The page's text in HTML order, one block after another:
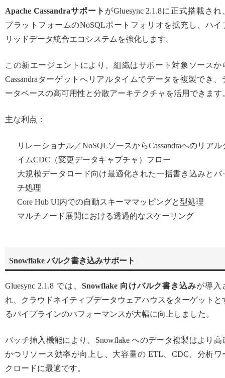
Apache Cassandraサポート がGluesync 2.1.8に正式搭載され
プラットフォームのNoSQLポートフォリオを拡充し、ハイ
リッドデータ統合エコシステムを強化します。
この新エージェントにより、組織はサポート対象ソースか
Cassandraターゲットへリアルタイムでデータを複製でき、
ータベースの高可用性と分散アーキテクチャを活用できます
主な利点：
リレーショナル／NoSQLソースからCassandraへのリアル
イムCDC（変更データキャプチャ）フロー
大規模データロード向け最適化された一括書き込みとバ
チ処理
Core Hub UI内での自動スキーママッピングと型処理
マルチノード展開における透過的なスケーリング
Snowflake バルク書き込みサポート
Gluesync 2.1.8 では、 Snowflake 向けバルク書き込みが導入
れ、クラウドネイティブデータウェアハウスをターゲットと
るパイプラインのパフォーマンスが大幅に向上しました。
バッチ挿入機能により、Snowflake へのデータ複製はより高
かつリソース効率が向上し、大容量の ETL、CDC、分析ワ
クロードに最適です。